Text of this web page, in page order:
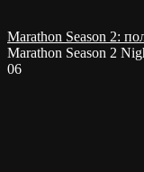
Marathon Season 2:
Marathon Season 2
06